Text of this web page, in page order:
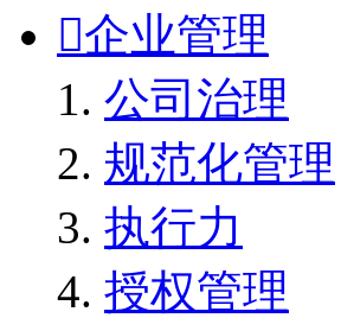
企业管理
公司治理
规范化管理
执行力
授权管理